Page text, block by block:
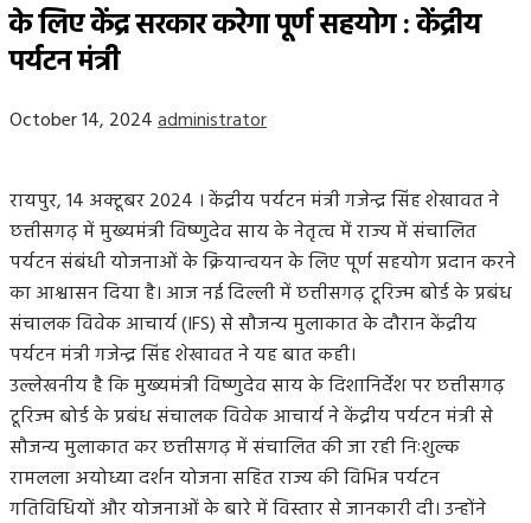
के लिए केंद्र सरकार करेगा पूर्ण सहयोग : केंद्रीय
पर्यटन मंत्री
October 14, 2024administrator
रायपुर, 14 अक्टूबर 2024 । केंद्रीय पर्यटन मंत्री गजेन्द्र सिंह शेखावत ने
छत्तीसगढ़ में मुख्यमंत्री विष्णुदेव साय के नेतृत्व में राज्य में संचालित
पर्यटन संबंधी योजनाओं के क्रियान्वयन के लिए पूर्ण सहयोग प्रदान करने
का आश्वासन दिया है। आज नई दिल्ली में छत्तीसगढ़ टूरिज्म बोर्ड के प्रबंध
संचालक विवेक आचार्य (IFS) से सौजन्य मुलाकात के दौरान केंद्रीय
पर्यटन मंत्री गजेन्द्र सिंह शेखावत ने यह बात कही।
उल्लेखनीय है कि मुख्यमंत्री विष्णुदेव साय के दिशानिर्देश पर छत्तीसगढ़
टूरिज्म बोर्ड के प्रबंध संचालक विवेक आचार्य ने केंद्रीय पर्यटन मंत्री से
सौजन्य मुलाकात कर छत्तीसगढ़ में संचालित की जा रही निःशुल्क
रामलला अयोध्या दर्शन योजना सहित राज्य की विभिन्न पर्यटन
गतिविधियों और योजनाओं के बारे में विस्तार से जानकारी दी। उन्होंने